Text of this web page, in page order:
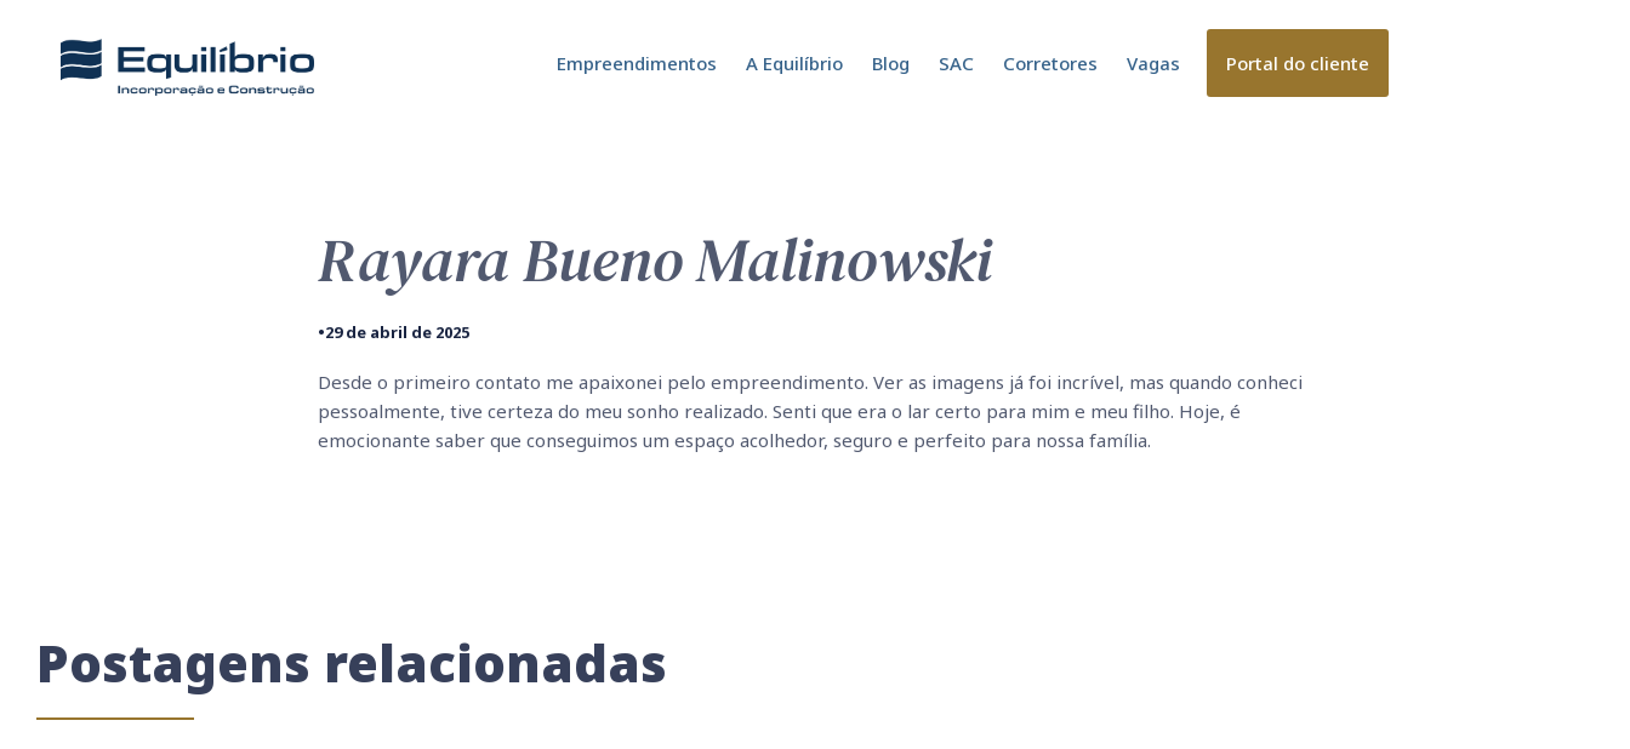
Empreendimentos A Equilíbrio Blog SAC Corretores Vagas Portal do cliente
Rayara Bueno Malinowski
•29 de abril de 2025
Desde o primeiro contato me apaixonei pelo empreendimento. Ver as imagens já foi incrível, mas quando conheci
pessoalmente, tive certeza do meu sonho realizado. Senti que era o lar certo para mim e meu filho. Hoje, é
emocionante saber que conseguimos um espaço acolhedor, seguro e perfeito para nossa família.
Postagens relacionadas